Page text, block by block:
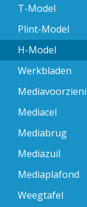
T-Model
Plint-Model
H-Model
Werkbladen
Mediacel
Mediabrug
Mediazuil
Mediaplafond
Weegtafel